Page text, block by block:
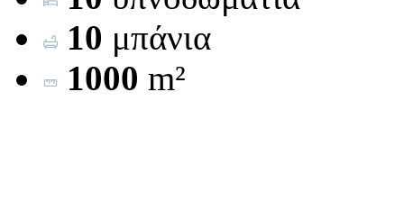
10 μπάνια
1000 m²